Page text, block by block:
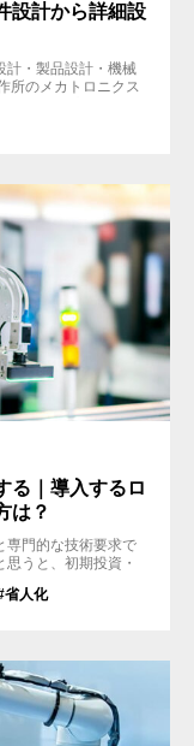
設計から詳細設
計・製品設計・機械
所のメカトロニクス
ります。 本記事で
る｜導入するロ
は？
専門的な技術要求で
うと、初期投資・
なったりもしま
省人化